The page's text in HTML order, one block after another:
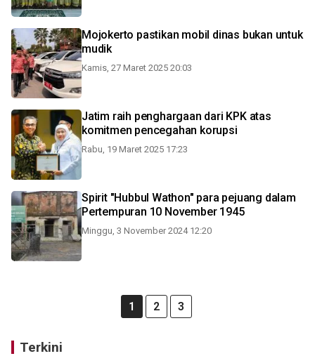
Mojokerto pastikan mobil dinas bukan untuk
mudik
Kamis, 27 Maret 2025 20:03
Jatim raih penghargaan dari KPK atas
komitmen pencegahan korupsi
Rabu, 19 Maret 2025 17:23
Spirit "Hubbul Wathon" para pejuang dalam
Pertempuran 10 November 1945
Minggu, 3 November 2024 12:20
1 2 3
Terkini